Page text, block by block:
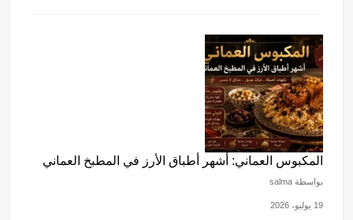
المكبوس العماني: أشهر أطباق الأرز في المطبخ العماني
بواسطة salma
19 يوليو، 2026